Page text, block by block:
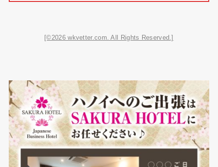
[©2026 wkvetter.com. All Rights Reserved.]